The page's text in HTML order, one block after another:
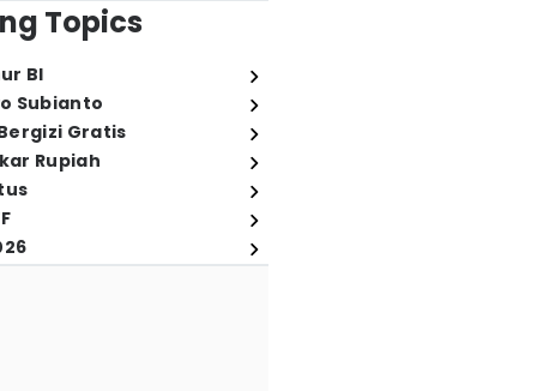
Topics
BI
Subianto
Gratis
Rupiah